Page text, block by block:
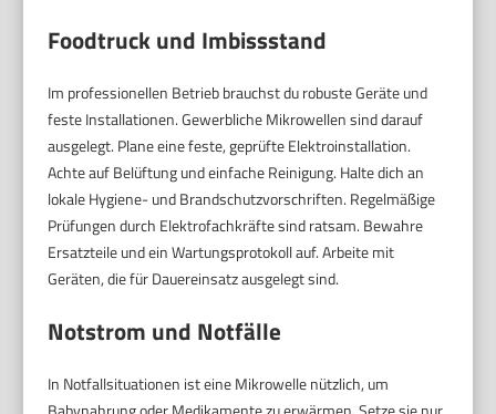
Foodtruck und Imbissstand
Im professionellen Betrieb brauchst du robuste Geräte und
feste Installationen. Gewerbliche Mikrowellen sind darauf
ausgelegt. Plane eine feste, geprüfte Elektroinstallation.
Achte auf Belüftung und einfache Reinigung. Halte dich an
lokale Hygiene- und Brandschutzvorschriften. Regelmäßige
Prüfungen durch Elektrofachkräfte sind ratsam. Bewahre
Ersatzteile und ein Wartungsprotokoll auf. Arbeite mit
Geräten, die für Dauereinsatz ausgelegt sind.
Notstrom und Notfälle
In Notfallsituationen ist eine Mikrowelle nützlich, um